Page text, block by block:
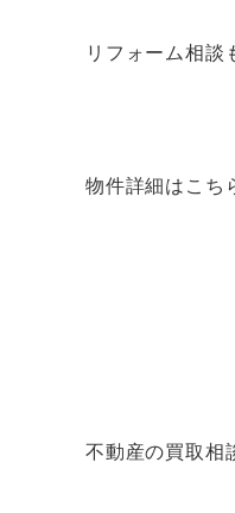
リフォーム相談
物件詳細はこち
不動産の買取相